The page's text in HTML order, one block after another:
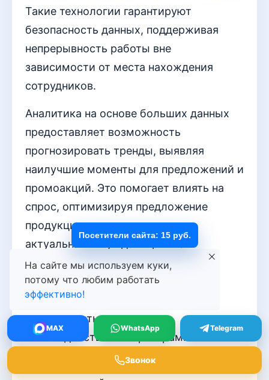
Такие технологии гарантируют
безопасность данных, поддерживая
непрерывность работы вне
зависимости от места нахождения
сотрудников.
Аналитика на основе больших данных
предоставляет возможность
прогнозировать тренды, выявляя
наилучшие моменты для предложений и
промоакций. Это помогает влиять на
спрос, оптимизируя предложение
продукции в соответствии с
актуальными нуждами рынка.
Постоянный мониторинг и анализ
процессов позволяют выявлять
проблемы на ранних стадиях и
адаптировать стратегию
взаимодействия с партнерами.
Автоматизация должна стать
На сайте мы используем куки,
потому что любим работать
эффективно!
MAX WhatsApp Telegram
Звонок
Посетители сайта: 15 руб.